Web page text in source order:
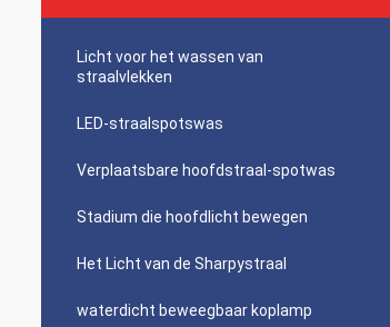
Licht voor het wassen van
straalvlekken
LED-straalspotswas
Verplaatsbare hoofdstraal-spotwas
Stadium die hoofdlicht bewegen
Het Licht van de Sharpystraal
waterdicht beweegbaar koplamp